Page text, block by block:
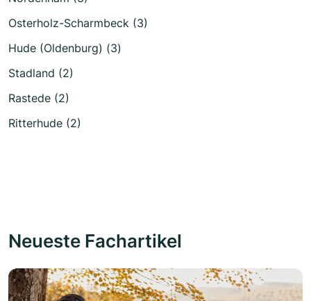
Osterholz-Scharmbeck (3)
Hude (Oldenburg) (3)
Stadland (2)
Rastede (2)
Ritterhude (2)
Neueste Fachartikel